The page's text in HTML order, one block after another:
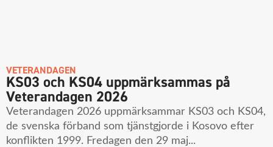
VETERANDAGEN
KS03 och KS04 uppmärksammas på
Veterandagen 2026
Veterandagen 2026 uppmärksammar KS03 och KS04,
de svenska förband som tjänstgjorde i Kosovo efter
konflikten 1999. Fredagen den 29 maj...